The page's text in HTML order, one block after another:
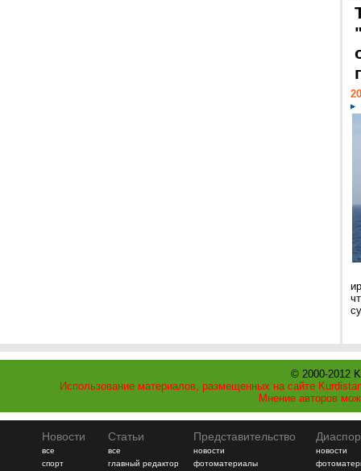
© 2000-2012
Использование материалов, размещенных на сайте
Мнение авторов
Новости
все
спорт
Статьи
все
главный редактор
Представительство
новости
фотоматериалы
новости